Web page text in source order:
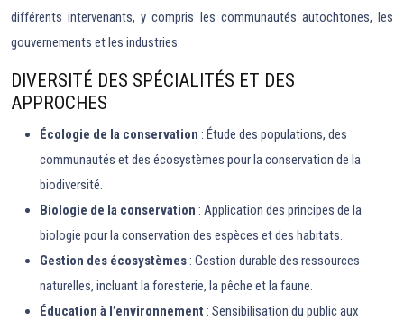
différents intervenants, y compris les communautés autochtones, les
gouvernements et les industries.
DIVERSITÉ DES SPÉCIALITÉS ET DES
APPROCHES
Écologie de la conservation : Étude des populations, des
communautés et des écosystèmes pour la conservation de la
biodiversité.
Biologie de la conservation : Application des principes de la
biologie pour la conservation des espèces et des habitats.
Gestion des écosystèmes: Gestion durable des ressources
naturelles, incluant la foresterie, la pêche et la faune.
Éducation à l’environnement : Sensibilisation du public aux